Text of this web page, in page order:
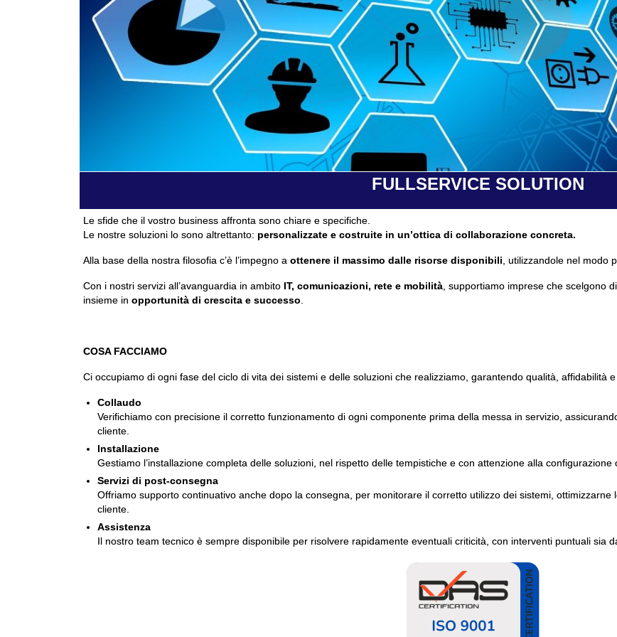
FULLSERVICE SOLUTION
Le sfide che il vostro business affronta sono chiare e specifiche.
Le nostre soluzioni lo sono altrettanto: personalizzate e costruite in un’ottica di collaborazione concreta.
Alla base della nostra filosofia c’è l’impegno a ottenere il massimo dalle risorse disponibili, utilizzandole nel modo
Con i nostri servizi all’avanguardia in ambito IT, comunicazioni, rete e mobilità, supportiamo imprese che scelgono
insieme in opportunità di crescita e successo.
COSA FACCIAMO
Ci occupiamo di ogni fase del ciclo di vita dei sistemi e delle soluzioni che realizziamo, garantendo qualità, affidabilità
Collaudo
Verifichiamo con precisione il corretto funzionamento di ogni componente prima della messa in servizio,
cliente.
Installazione
Gestiamo l’installazione completa delle soluzioni, nel rispetto delle tempistiche e con attenzione alla
Servizi di post-consegna
Offriamo supporto continuativo anche dopo la consegna, per monitorare il corretto utilizzo dei sistemi,
cliente.
Assistenza
Il nostro team tecnico è sempre disponibile per risolvere rapidamente eventuali criticità, con interventi puntuali sia